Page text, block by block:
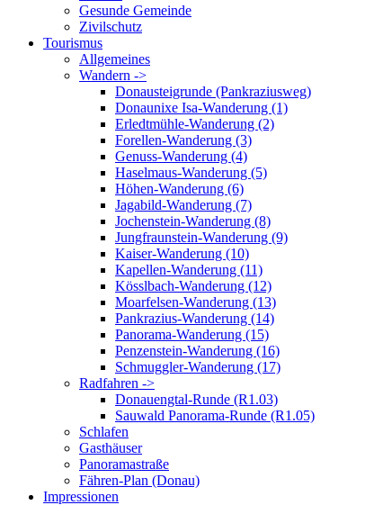
Gesunde Gemeinde
Zivilschutz
Tourismus
Allgemeines
Wandern ->
Donausteigrunde (Pankraziusweg)
Donaunixe Isa-Wanderung (1)
Erledtmühle-Wanderung (2)
Forellen-Wanderung (3)
Genuss-Wanderung (4)
Haselmaus-Wanderung (5)
Höhen-Wanderung (6)
Jagabild-Wanderung (7)
Jochenstein-Wanderung (8)
Jungfraunstein-Wanderung (9)
Kaiser-Wanderung (10)
Kapellen-Wanderung (11)
Kösslbach-Wanderung (12)
Moarfelsen-Wanderung (13)
Pankrazius-Wanderung (14)
Panorama-Wanderung (15)
Penzenstein-Wanderung (16)
Schmuggler-Wanderung (17)
Radfahren ->
Donauengtal-Runde (R1.03)
Sauwald Panorama-Runde (R1.05)
Schlafen
Gasthäuser
Panoramastraße
Fähren-Plan (Donau)
Impressionen